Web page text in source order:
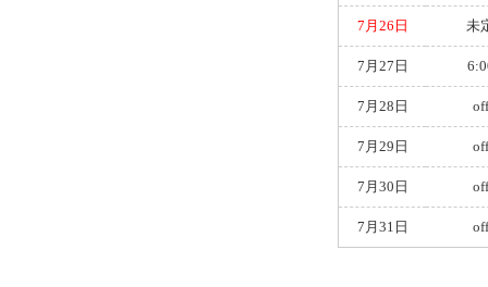
7月26日 未
7月27日
7月28日 off
7月29日 off
7月30日 off
7月31日 off